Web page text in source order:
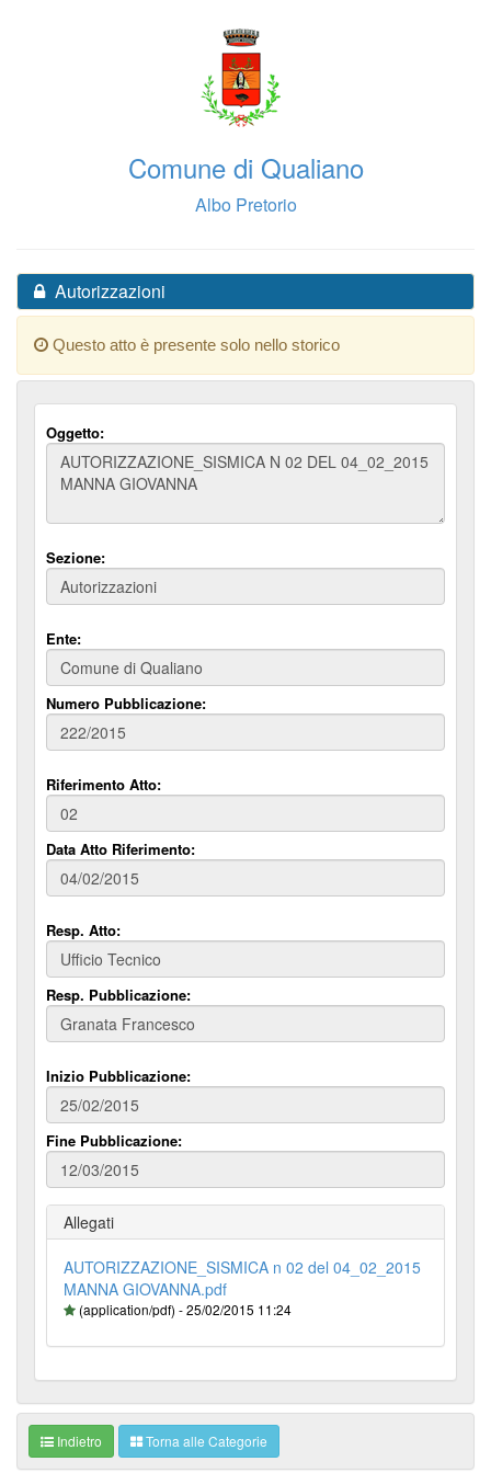
Comune di Qualiano
Albo Pretorio
Autorizzazioni
Questo atto è presente solo nello storico
Oggetto:
Sezione:
Ente:
Numero Pubblicazione:
Riferimento Atto:
Data Atto Riferimento:
Resp. Atto:
Resp. Pubblicazione:
Inizio Pubblicazione:
Fine Pubblicazione:
Allegati
AUTORIZZAZIONE_SISMICA n 02 del 04_02_2015
MANNA GIOVANNA.pdf
(application/pdf) - 25/02/2015 11:24
Indietro Torna alle Categorie